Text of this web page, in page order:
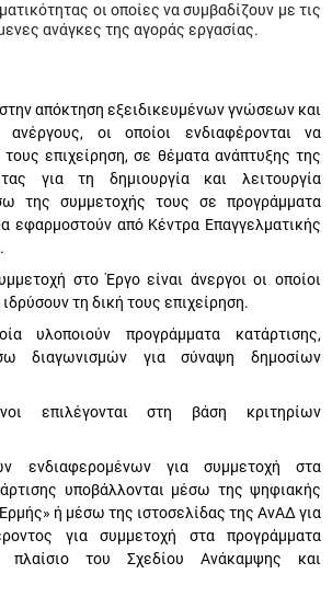
οι οποίες να συμβαδίζουν με τις
ανάγκες της αγοράς εργασίας.
απόκτηση εξειδικευμένων γνώσεων και
ανέργους, οι οποίοι ενδιαφέρονται να
τους επιχείρηση, σε θέματα ανάπτυξης της
για τη δημιουργία και λειτουργία
της συμμετοχής τους σε προγράμματα
εφαρμοστούν από Κέντρα Επαγγελματικής
στο Έργο είναι άνεργοι οι οποίοι
τη δική τους επιχείρηση.
υλοποιούν προγράμματα κατάρτισης,
διαγωνισμών για σύναψη δημοσίων
επιλέγονται στη βάση κριτηρίων
ενδιαφερομένων για συμμετοχή στα
υποβάλλονται μέσω της ψηφιακής
ή μέσω της ιστοσελίδας της ΑνΑΔ για
για συμμετοχή στα προγράμματα
πλαίσιο του Σχεδίου Ανάκαμψης και